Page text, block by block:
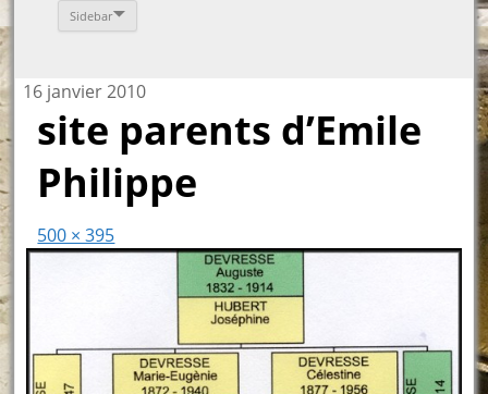
Sidebar
16 janvier 2010
site parents d’Emile
Philippe
500 × 395